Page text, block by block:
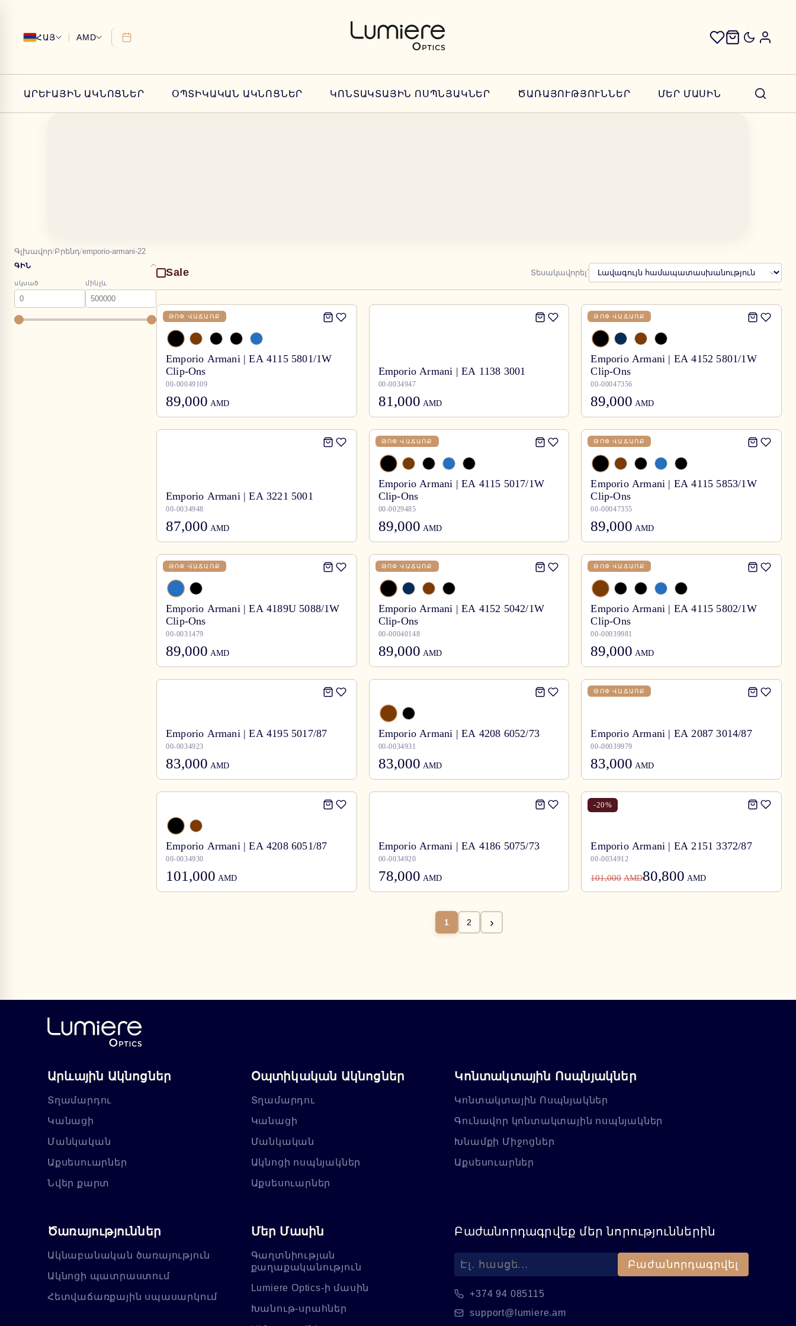
ՀԱՅ AMD
ԱՐԵՒԱՅԻՆ ԱԿՆՈՑՆԵՐ ՕՊՏԻԿԱԿԱՆ ԱԿՆՈՑՆԵՐ ԿՈՆՏԱԿՏԱՅԻՆ ՈՍՊՆՅԱԿՆԵՐ ԾԱՌԱՅՈՒԹՅՈՒՆՆԵՐ ՄԵՐ ՄԱՍԻՆ
Գլխավոր/Բրենդ/emporio-armani-22
ԳԻՆ
սկսած մինչև
Sale Տեսակավորել՝
ԹՈՓ ՎԱՃԱՌՔ
Emporio Armani | EA 4115 5801/1W
Clip-Ons
00-00049109
89,000 AMD
Emporio Armani | EA 1138 3001
00-0034947
81,000 AMD
ԹՈՓ ՎԱՃԱՌՔ
Emporio Armani | EA 4152 5801/1W
Clip-Ons
00-00047356
89,000 AMD
Emporio Armani | EA 3221 5001
00-0034948
87,000 AMD
ԹՈՓ ՎԱՃԱՌՔ
Emporio Armani | EA 4115 5017/1W
Clip-Ons
00-0029485
89,000 AMD
ԹՈՓ ՎԱՃԱՌՔ
Emporio Armani | EA 4115 5853/1W
Clip-Ons
00-00047355
89,000 AMD
ԹՈՓ ՎԱՃԱՌՔ
Emporio Armani | EA 4189U 5088/1W
Clip-Ons
00-0031479
89,000 AMD
ԹՈՓ ՎԱՃԱՌՔ
Emporio Armani | EA 4152 5042/1W
Clip-Ons
00-00040148
89,000 AMD
ԹՈՓ ՎԱՃԱՌՔ
Emporio Armani | EA 4115 5802/1W
Clip-Ons
00-00039981
89,000 AMD
Emporio Armani | EA 4195 5017/87
00-0034923
83,000 AMD
Emporio Armani | EA 4208 6052/73
00-0034931
83,000 AMD
ԹՈՓ ՎԱՃԱՌՔ
Emporio Armani | EA 2087 3014/87
00-00039979
83,000 AMD
Emporio Armani | EA 4208 6051/87
00-0034930
101,000 AMD
Emporio Armani | EA 4186 5075/73
00-0034920
78,000 AMD
-20%
Emporio Armani | EA 2151 3372/87
00-0034912
101,000 AMD80,800 AMD
1 2 ›
Արևային Ակնոցներ
Տղամարդու
Կանացի
Մանկական
Աքսեսուարներ
Նվեր քարտ
Օպտիկական Ակնոցներ
Տղամարդու
Կանացի
Մանկական
Ակնոցի ոսպնյակներ
Աքսեսուարներ
Կոնտակտային Ոսպնյակներ
Կոնտակտային Ոսպնյակներ
Գունավոր կոնտակտային ոսպնյակներ
Խնամքի Միջոցներ
Աքսեսուարներ
Ծառայություններ
Ակնաբանական ծառայություն
Ակնոցի պատրաստում
Հետվաճառքային սպասարկում
Մեր Մասին
Գաղտնիության
քաղաքականություն
Lumiere Optics-ի մասին
Խանութ-սրահներ
Բաժանորդագրվեք մեր նորություններին
Բաժանորդագրվել
+374 94 085115
support@lumiere.am